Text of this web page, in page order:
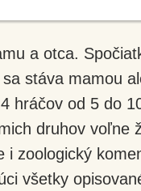
a otca.
stáva mamou
hráčov od 5 do
druhov voľne
i zoologický
všetky